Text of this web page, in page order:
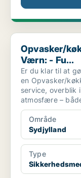
Opvasker/
Opvasker/
Værn: - Fu...
Er du klar til at
en Opvasker/
service, overblik
atmosfære –
Område
Sydjylland
Type